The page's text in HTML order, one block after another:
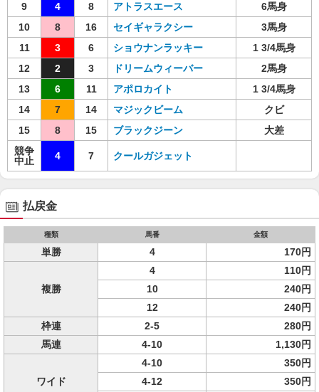
9
4 8 アトラスエース
6馬身
10
8 16 セイギャラクシー
3馬身
11
3 6 ショウナンラッキー
1 3/4馬身
12
2 3 ドリームウィーバー
2馬身
13
6 11 アポロカイト
1 3/4馬身
14
7 14 マジックビーム
クビ
15
8 15 ブラックジーン
大差
競争
中止
4 7 クールガジェット
払戻金
種類 馬番 金額
単勝 4 170円
複勝
4
110円
10
240円
12
240円
枠連
2-5
280円
馬連
4-10 1,130円
ワイド
4-10
350円
4-12
350円